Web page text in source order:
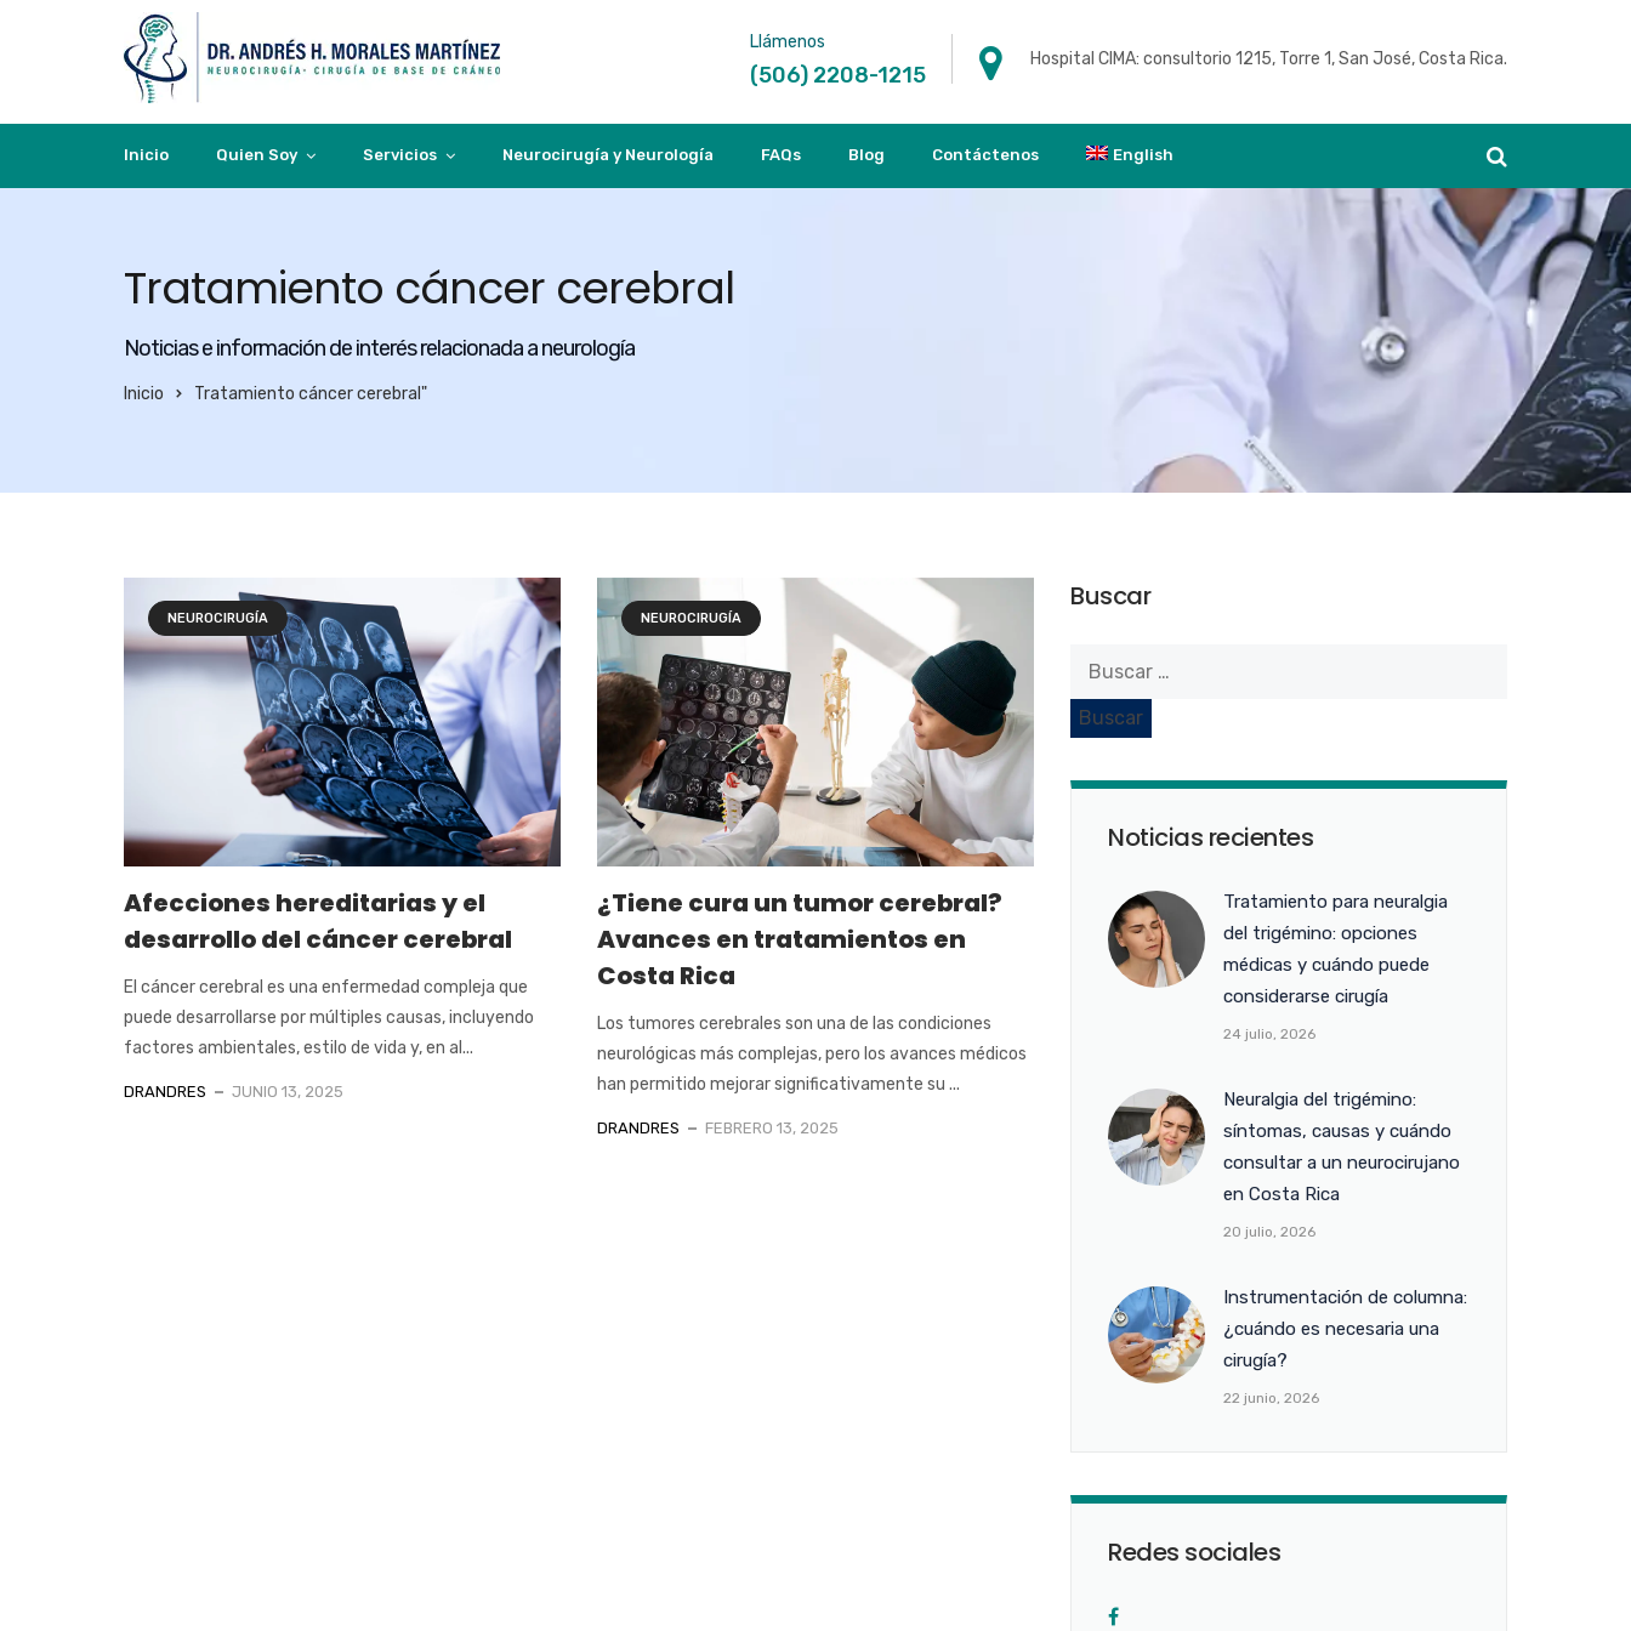
Llámenos
(506) 2208-1215
Hospital CIMA: consultorio 1215, Torre 1, San José, Costa Rica.
Inicio Quien Soy Servicios Neurocirugía y Neurología FAQs Blog Contáctenos English
Tratamiento cáncer cerebral
Noticias e información de interés relacionada a neurología
Inicio Tratamiento cáncer cerebral"
NEUROCIRUGÍA
Afecciones hereditarias y el
desarrollo del cáncer cerebral
El cáncer cerebral es una enfermedad compleja que
puede desarrollarse por múltiples causas, incluyendo
factores ambientales, estilo de vida y, en al...
DRANDRES JUNIO 13, 2025
NEUROCIRUGÍA
¿Tiene cura un tumor cerebral?
Avances en tratamientos en
Costa Rica
Los tumores cerebrales son una de las condiciones
neurológicas más complejas, pero los avances médicos
han permitido mejorar significativamente su ...
DRANDRES FEBRERO 13, 2025
Buscar
Noticias recientes
Tratamiento para neuralgia
del trigémino: opciones
médicas y cuándo puede
considerarse cirugía
24 julio, 2026
Neuralgia del trigémino:
síntomas, causas y cuándo
consultar a un neurocirujano
en Costa Rica
20 julio, 2026
Instrumentación de columna:
¿cuándo es necesaria una
cirugía?
22 junio, 2026
Redes sociales